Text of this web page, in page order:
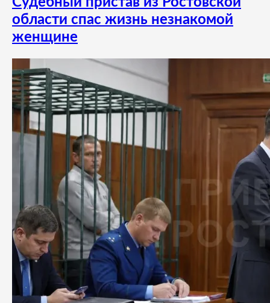
области спас жизнь незнакомой
женщине